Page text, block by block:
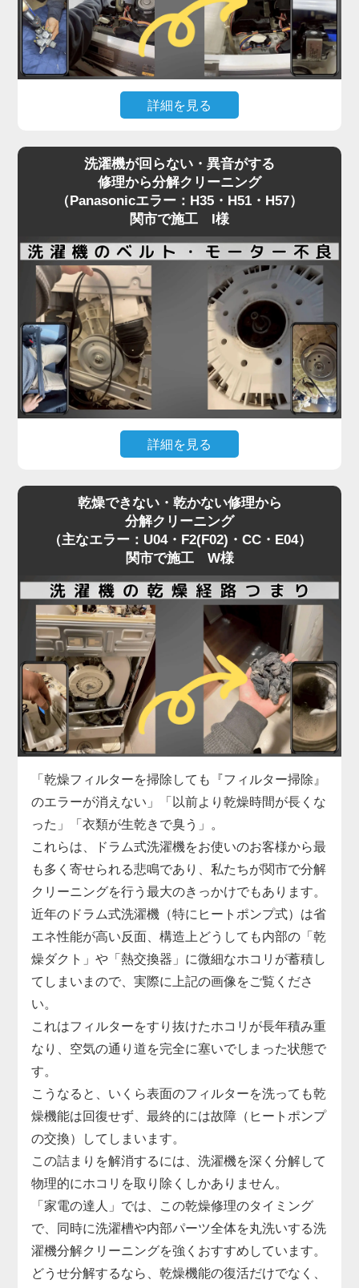
に内部を徹底洗浄する洗濯機分解クリーニングをお
すすめしています。
どうせ分解工賃がかかるなら、乾燥経路のホコリや
カビも一緒にリセット。
「トラブル前より乾燥の調子が良くなった」と喜ば
れる、一石二鳥の賢いメンテナンス方法です。
詳細を見る
たトラブルは、給水弁（水を入れる部品）の故障や
フィルター詰まりが主な原因です。
修理には洗濯機の上部パネルを開ける必要がありま
れにショックを受ける関市のお客様が後を絶ちませ
ん。
給水弁が故障する時期は、購入から数年が経過し、
洗濯槽の裏側も汚れが溜まりきっているタイミング
と重なります。
「家電の達人」では、修理訪問の機会を活かして、
同時に洗濯機分解クリーニングを行うことを推奨し
ています。
修理で機能を直すついでに、衛生面もリセットする
ことで、気持ちの良い洗濯環境を取り戻せます。
洗濯機が回らない・異音がする
修理から分解クリーニング
（Panasonicエラー：H35・H51・H57）
関市で施工 I様
詳細を見る
これは主にPanasonic製洗濯機で、Vベルトが劣
化・摩耗しているサイン（H35）です。
警告を無視して使い続けると、モーターや基盤に過
展してしまいます。
ベルトが切れるほど酷使された洗濯機は、「洗濯物
の詰め込みすぎ」や「使用回数が多い」ことが多
く、その分だけ内部の汚れも深刻化しています。
部品交換で大掛かりな分解が必要になる今こそ、洗
濯機分解クリーニングの絶好の機会です。
関市での実績も豊富な私たちが、駆動系の修理と合
わせて蓄積したヘドロ汚れも一掃し、洗濯機の寿命
を延ばします。
乾燥できない・乾かない修理から
分解クリーニング
（主なエラー：U04・F2(F02)・CC・E04）
関市で施工 W様
「乾燥フィルターを掃除しても『フィルター掃除』
のエラーが消えない」「以前より乾燥時間が長くな
った」「衣類が生乾きで臭う」。
これらは、ドラム式洗濯機をお使いのお客様から最
も多く寄せられる悲鳴であり、私たちが関市で分解
クリーニングを行う最大のきっかけでもあります。
近年のドラム式洗濯機（特にヒートポンプ式）は省
エネ性能が高い反面、構造上どうしても内部の「乾
燥ダクト」や「熱交換器」に微細なホコリが蓄積し
てしまいまので、実際に上記の画像をご覧くださ
い。
これはフィルターをすり抜けたホコリが長年積み重
なり、空気の通り道を完全に塞いでしまった状態で
す。
こうなると、いくら表面のフィルターを洗っても乾
燥機能は回復せず、最終的には故障（ヒートポンプ
の交換）してしまいます。
この詰まりを解消するには、洗濯機を深く分解して
物理的にホコリを取り除くしかありません。
「家電の達人」では、この乾燥修理のタイミング
で、同時に洗濯槽や内部パーツ全体を丸洗いする洗
濯機分解クリーニングを強くおすすめしています。
どうせ分解するなら、乾燥機能の復活だけでなく、